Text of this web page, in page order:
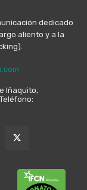
dedicado
aliento y a la
Iñaquito,